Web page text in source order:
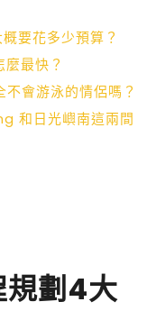
要花多少預算？
最快？
會游泳的情侶嗎？
和日光嶼南這兩間
規劃4大